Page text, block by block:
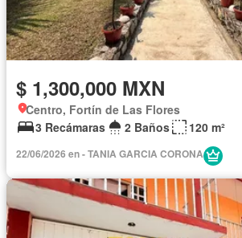
$ 1,300,000 MXN
Centro, Fortín de Las Flores
3 Recámaras
2 Baños 120 m²
22/06/2026 en - TANIA GARCIA CORONA